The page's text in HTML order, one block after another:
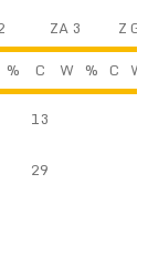
ZA 3
Z
% C W % C W
13
29